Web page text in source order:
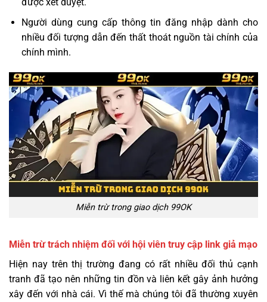
Người dùng cung cấp thông tin đăng nhập dành cho
nhiều đối tượng dẫn đến thất thoát nguồn tài chính của
chính mình.
Miễn trừ trong giao dịch 99OK
Miễn trừ trách nhiệm đối với hội viên truy cập link giả mạo
Hiện nay trên thị trường đang có rất nhiều đối thủ cạnh
tranh đã tạo nên những tin đồn và liên kết gây ảnh hưởng
xây đến với nhà cái. Vì thế mà chúng tôi đã thường xuyên